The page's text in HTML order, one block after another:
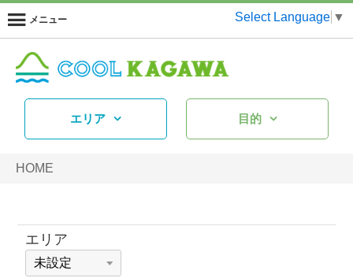
メニュー Select Language ▼
エリア 目的
HOME
エリア